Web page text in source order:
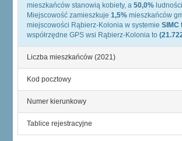
mieszkańców stanowią kobiety, a 50,0%
Miejscowość zamieszkuje 1,5% mieszkańców
miejscowości Rąbierz-Kolonia w systemie SIMC
współrzędne GPS wsi Rąbierz-Kolonia to
Liczba mieszkańców (2021)
Kod pocztowy
Numer kierunkowy
Tablice rejestracyjne